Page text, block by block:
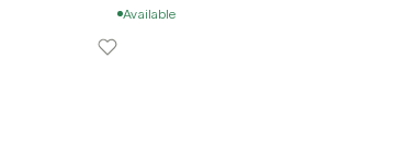
Available